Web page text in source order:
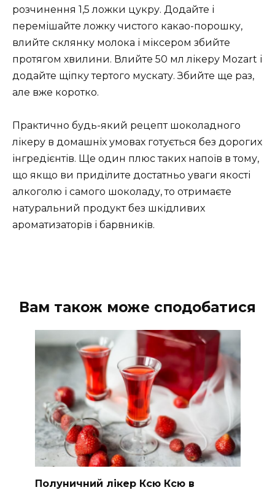
розчинення 1,5 ложки цукру. Додайте і
перемішайте ложку чистого какао-порошку,
влийте склянку молока і міксером збийте
протягом хвилини. Влийте 50 мл лікеру Mozart і
додайте щіпку тертого мускату. Збийте ще раз,
але вже коротко.
Практично будь-який рецепт шоколадного
лікеру в домашніх умовах готується без дорогих
інгредієнтів. Ще один плюс таких напоїв в тому,
що якщо ви приділите достатньо уваги якості
алкоголю і самого шоколаду, то отримаєте
натуральний продукт без шкідливих
ароматизаторів і барвників.
Вам також може сподобатися
Полуничний лікер Ксю Ксю в